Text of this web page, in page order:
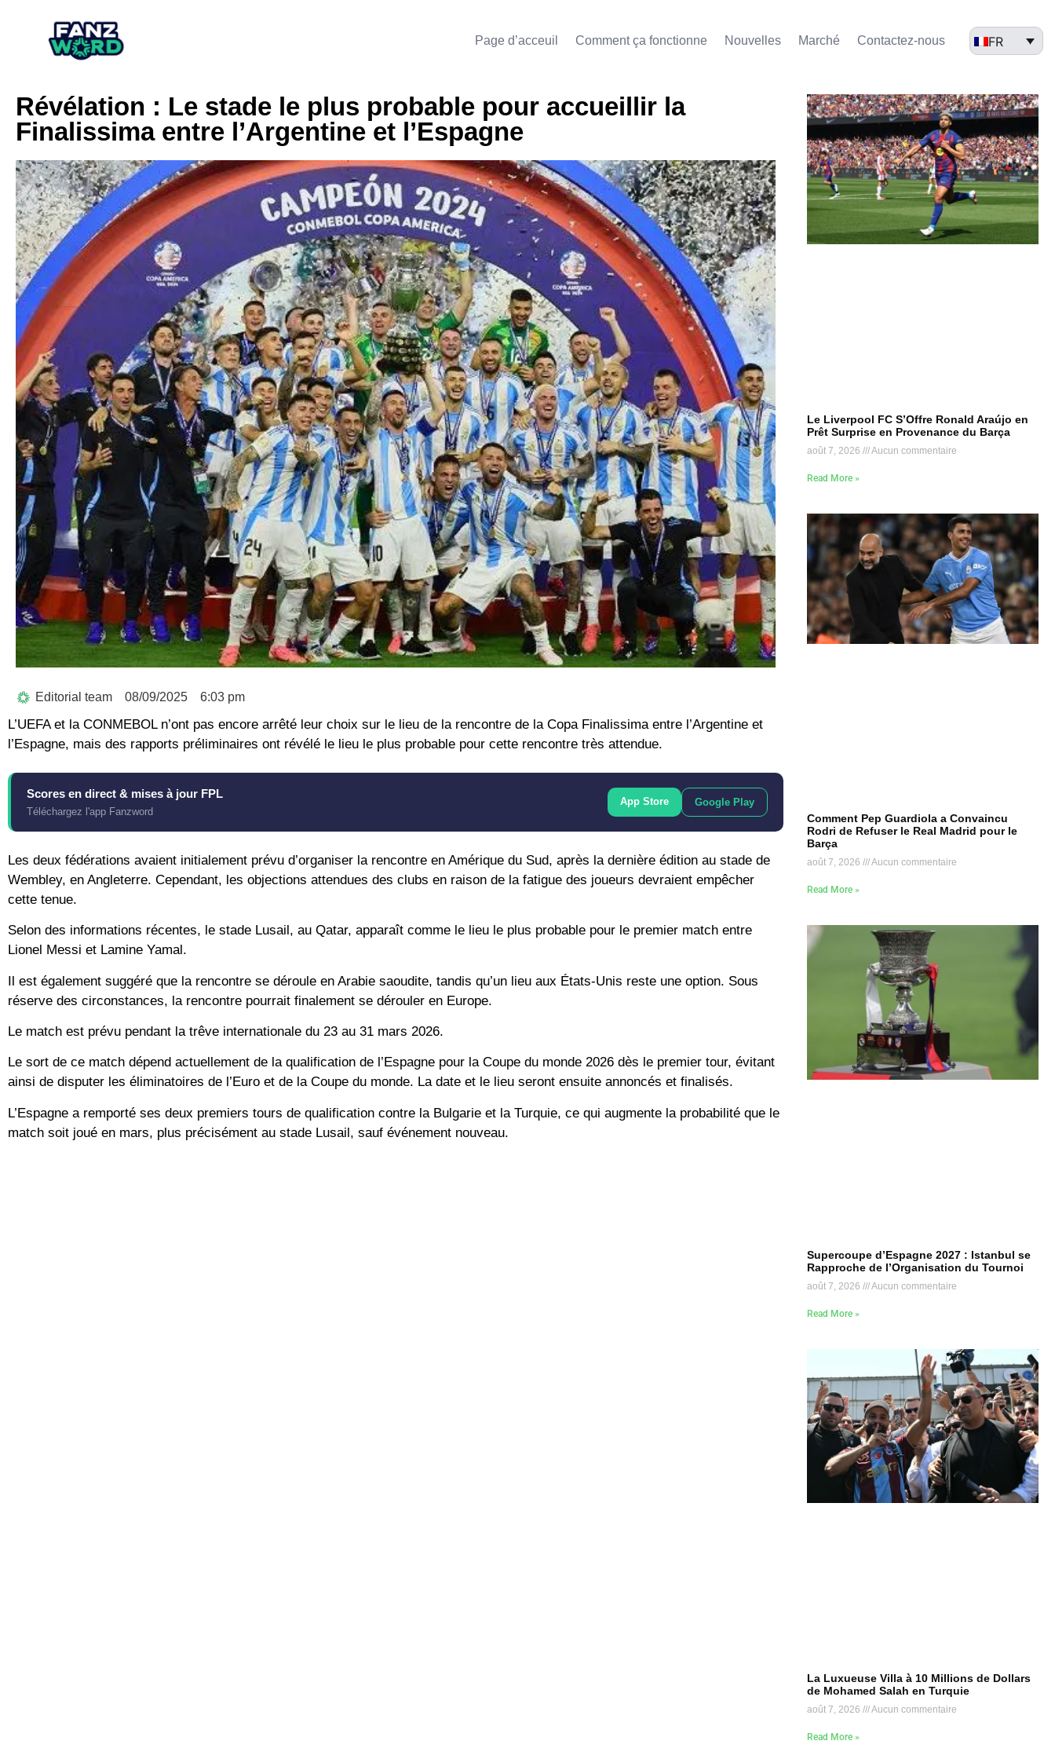
Page d’acceuil Comment ça fonctionne Nouvelles Marché​ Contactez-nous FR
Révélation : Le stade le plus probable pour accueillir la
Finalissima entre l’Argentine et l’Espagne
Editorial team 08/09/2025 6:03 pm
L’UEFA et la CONMEBOL n’ont pas encore arrêté leur choix sur le lieu de la rencontre de la Copa Finalissima entre l’Argentine et
l’Espagne, mais des rapports préliminaires ont révélé le lieu le plus probable pour cette rencontre très attendue.
Scores en direct & mises à jour FPL
Téléchargez l'app Fanzword
App Store Google Play
Les deux fédérations avaient initialement prévu d’organiser la rencontre en Amérique du Sud, après la dernière édition au stade de
Wembley, en Angleterre. Cependant, les objections attendues des clubs en raison de la fatigue des joueurs devraient empêcher
cette tenue.
Selon des informations récentes, le stade Lusail, au Qatar, apparaît comme le lieu le plus probable pour le premier match entre
Lionel Messi et Lamine Yamal.
Il est également suggéré que la rencontre se déroule en Arabie saoudite, tandis qu’un lieu aux États-Unis reste une option. Sous
réserve des circonstances, la rencontre pourrait finalement se dérouler en Europe.
Le match est prévu pendant la trêve internationale du 23 au 31 mars 2026.
Le sort de ce match dépend actuellement de la qualification de l’Espagne pour la Coupe du monde 2026 dès le premier tour, évitant
ainsi de disputer les éliminatoires de l’Euro et de la Coupe du monde. La date et le lieu seront ensuite annoncés et finalisés.
L’Espagne a remporté ses deux premiers tours de qualification contre la Bulgarie et la Turquie, ce qui augmente la probabilité que le
match soit joué en mars, plus précisément au stade Lusail, sauf événement nouveau.
Le Liverpool FC S’Offre Ronald Araújo en
Prêt Surprise en Provenance du Barça
août 7, 2026 Aucun commentaire
Read More »
Comment Pep Guardiola a Convaincu
Rodri de Refuser le Real Madrid pour le
Barça
août 7, 2026 Aucun commentaire
Read More »
Supercoupe d’Espagne 2027 : Istanbul se
Rapproche de l’Organisation du Tournoi
août 7, 2026 Aucun commentaire
Read More »
La Luxueuse Villa à 10 Millions de Dollars
de Mohamed Salah en Turquie
août 7, 2026 Aucun commentaire
Read More »